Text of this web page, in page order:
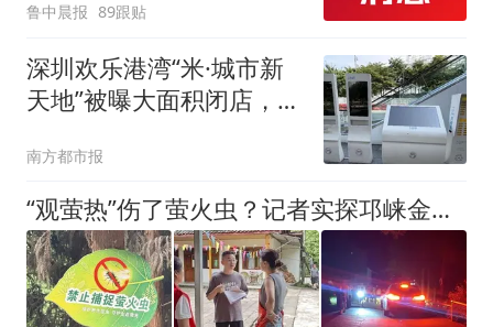
两，做成红烧辣子鱼块，
味道很好
鲁中晨报 89跟贴
深圳欢乐港湾“米·城市新
天地”被曝大面积闭店，记
南方都市报
“观萤热”伤了萤火虫？记者实探邛崃金山村：游客组团夜捕 政府组队护虫｜封面头条